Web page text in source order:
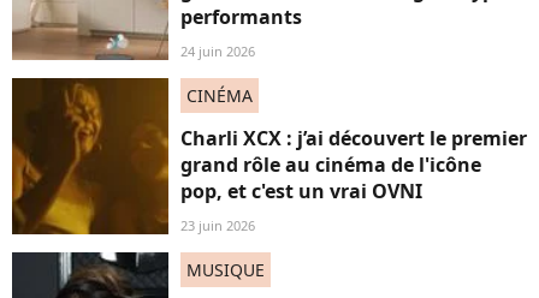
performants
24 juin 2026
CINÉMA
Charli XCX : j’ai découvert le premier
grand rôle au cinéma de l'icône
pop, et c'est un vrai OVNI
23 juin 2026
MUSIQUE